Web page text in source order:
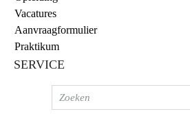
Vacatures
Aanvraagformulier
Praktikum
SERVICE